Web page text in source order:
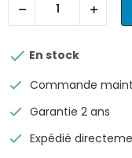
 En stock
check Commande
check Garantie 2 ans
check Expédié